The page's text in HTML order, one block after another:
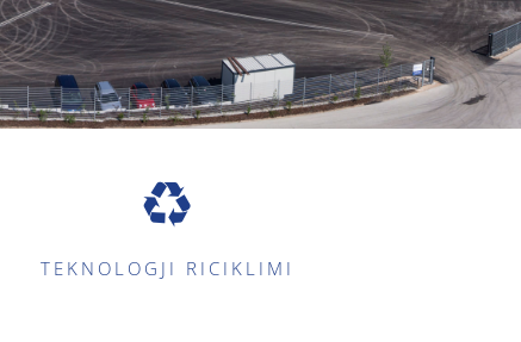
TEKNOLOGJI RICIKLIMI